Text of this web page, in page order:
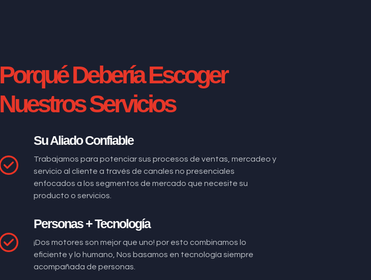
Porqué Debería Escoger
Nuestros Servicios
Su Aliado Confiable
Trabajamos para potenciar sus procesos de ventas, mercadeo y
servicio al cliente a través de canales no presenciales
enfocados a los segmentos de mercado que necesite su
producto o servicios.
Personas + Tecnología
¡Dos motores son mejor que uno! por esto combinamos lo
eficiente y lo humano, Nos basamos en tecnología siempre
acompañada de personas.